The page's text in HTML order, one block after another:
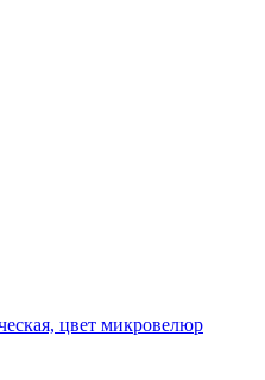
цвет микровелюр